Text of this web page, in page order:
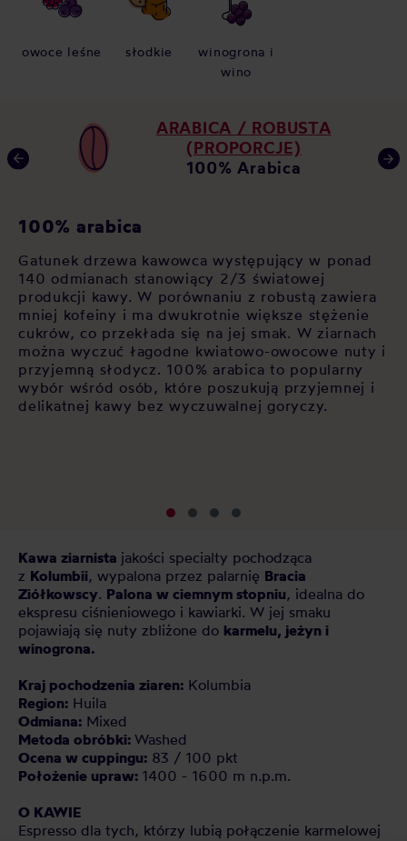
owoce leśne słodkie
winogrona i
wino
ARABICA / ROBUSTA
(PROPORCJE)
100% Arabica
100% arabica
Gatunek drzewa kawowca występujący w ponad
140 odmianach stanowiący 2/3 światowej
produkcji kawy. W porównaniu z robustą zawiera
mniej kofeiny i ma dwukrotnie większe stężenie
cukrów, co przekłada się na jej smak. W ziarnach
można wyczuć łagodne kwiatowo-owocowe nuty i
przyjemną słodycz. 100% arabica to popularny
wybór wśród osób, które poszukują przyjemnej i
delikatnej kawy bez wyczuwalnej goryczy.
Kawa ziarnista jakości specialty pochodząca
z Kolumbii, wypalona przez palarnię Bracia
Ziółkowscy. Palona w ciemnym stopniu, idealna do
ekspresu ciśnieniowego i kawiarki. W jej smaku
pojawiają się nuty zbliżone do karmelu, jeżyn i
winogrona.
Kraj pochodzenia ziaren: Kolumbia
Region: Huila
Odmiana: Mixed
Metoda obróbki: Washed
Ocena w cuppingu: 83 / 100 pkt
Położenie upraw: 1400 - 1600 m n.p.m.
O KAWIE
Espresso dla tych, którzy lubią połączenie karmelowej